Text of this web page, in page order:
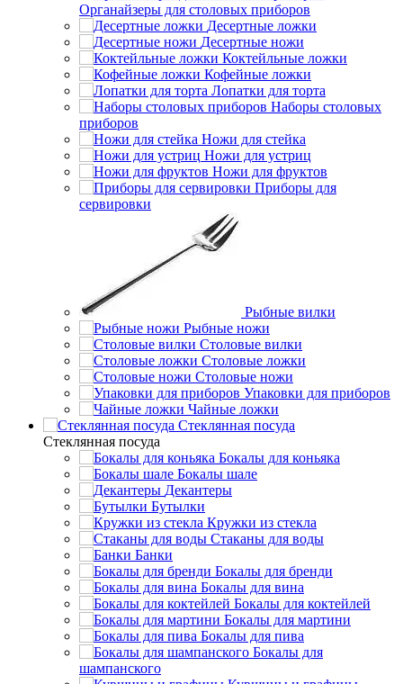
Органайзеры для столовых приборов
Десертные ложки
Десертные ножи
Коктейльные ложки
Кофейные ложки
Лопатки для торта
Наборы столовых
приборов
Ножи для стейка
Ножи для устриц
Ножи для фруктов
Приборы для
сервировки
Рыбные вилки
Рыбные ножи
Столовые вилки
Столовые ложки
Столовые ножи
Упаковки для приборов
Чайные ложки
Стеклянная посуда
Стеклянная посуда
Бокалы для коньяка
Бокалы шале
Декантеры
Бутылки
Кружки из стекла
Стаканы для воды
Банки
Бокалы для бренди
Бокалы для вина
Бокалы для коктейлей
Бокалы для мартини
Бокалы для пива
Бокалы для
шампанского